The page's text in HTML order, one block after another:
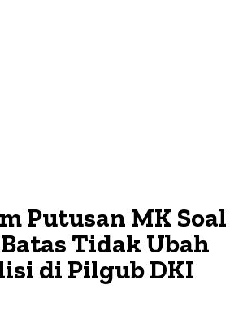
Putusan MK Soal
Tidak Ubah
di Pilgub DKI